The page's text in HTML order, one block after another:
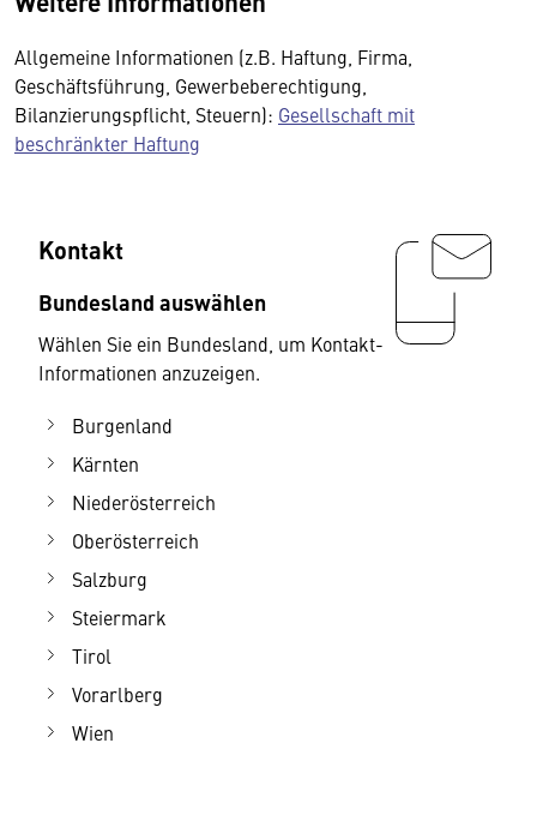
Allgemeine Informationen (z.B. Haftung, Firma,
Geschäftsführung, Gewerbeberechtigung,
Bilanzierungspflicht, Steuern): Gesellschaft mit
beschränkter Haftung
Kontakt
Bundesland auswählen
Wählen Sie ein Bundesland, um Kontakt-
Informationen anzuzeigen.
Burgenland
Kärnten
Niederösterreich
Oberösterreich
Salzburg
Steiermark
Tirol
Vorarlberg
Wien